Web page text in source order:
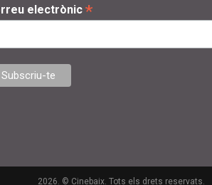
electrònic *
2026. © Cinebaix. Tots els drets reservats.